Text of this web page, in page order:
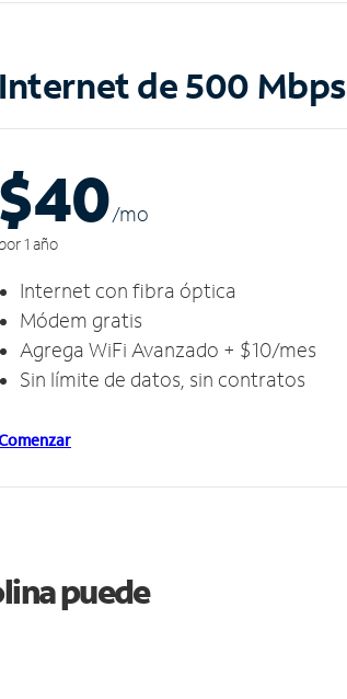
Internet de 500 Mbps
$40/mo
por 1 año
Internet con fibra óptica
Módem gratis
Agrega WiFi Avanzado + $10/mes
Sin límite de datos, sin contratos
puede